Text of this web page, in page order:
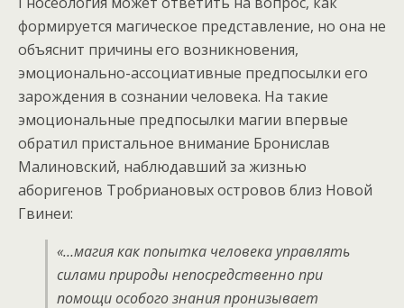
формируется магическое представление, но она не
объяснит причины его возникновения,
эмоционально-ассоциативные предпосылки его
зарождения в сознании человека. На такие
эмоциональные предпосылки магии впервые
обратил пристальное внимание Бронислав
Малиновский, наблюдавший за жизнью
аборигенов Тробриановых островов близ Новой
Гвинеи:
«…магия как попытка человека управлять
силами природы непосредственно при
помощи особого знания пронизывает